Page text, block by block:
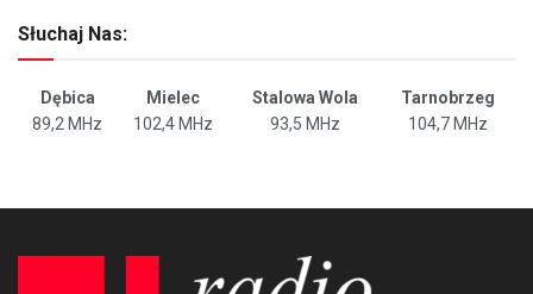
Słuchaj Nas:
Dębica Mielec Stalowa Wola
Tarnobrzeg
89,2 MHz
102,4 MHz 93,5 MHz 104,7 MHz